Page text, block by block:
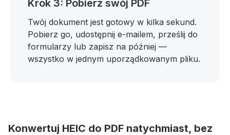
Krok 3: Pobierz swój PDF
Twój dokument jest gotowy w kilka sekund.
Pobierz go, udostępnij e-mailem, prześlij do
formularzy lub zapisz na później —
wszystko w jednym uporządkowanym pliku.
Konwertuj HEIC do PDF natychmiast, bez